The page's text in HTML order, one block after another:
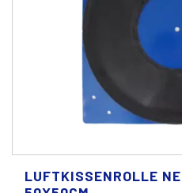
LUFTKISSENROLLE